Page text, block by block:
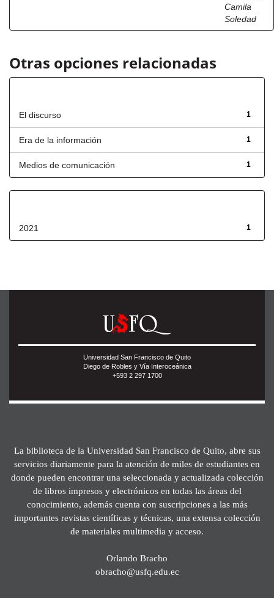
Camila
Soledad
Otras opciones relacionadas
1
El discurso
1
Era de la información
1
Medios de comunicación
1
2021
Universidad San Francisco de Quito
Diego de Robles y Vía Interoceánica
+593 2 297 1700
La biblioteca de la Universidad San Francisco de Quito, abre sus
servicios diariamente para la atención de miles de estudiantes en
donde pueden encontrar una seleccionada y actualizada colección
de libros impresos y electrónicos en todas las áreas del
conocimiento, además cuenta con suscripciones a las más
importantes revistas científicas y técnicas, una extensa colección
de materiales multimedia y acceso.
Orlando Bracho
obracho@usfq.edu.ec